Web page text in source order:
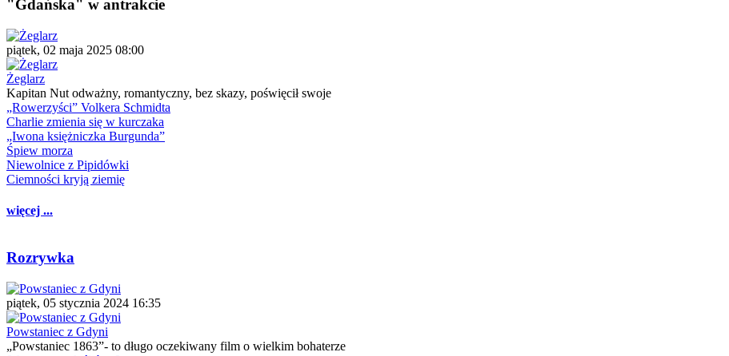
"Gdańska" w antrakcie
piątek, 02 maja 2025 08:00
Żeglarz
Kapitan Nut odważny, romantyczny, bez skazy, poświęcił swoje
„Rowerzyści” Volkera Schmidta
Charlie zmienia się w kurczaka
„Iwona księżniczka Burgunda”
Śpiew morza
Niewolnice z Pipidówki
Ciemności kryją ziemię
więcej ...
Rozrywka
piątek, 05 stycznia 2024 16:35
Powstaniec z Gdyni
„Powstaniec 1863”- to długo oczekiwany film o wielkim bohaterze